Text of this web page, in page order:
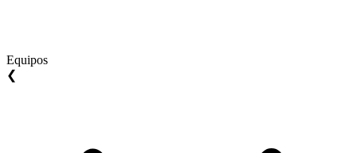
Equipos
❮